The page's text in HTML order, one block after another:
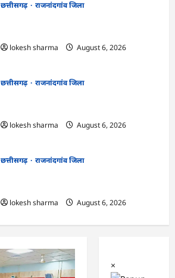
छत्तीसगढ़
राजनांदगांव जिला
lokesh sharma
August 6, 2026
छत्तीसगढ़
राजनांदगांव जिला
lokesh sharma
August 6, 2026
छत्तीसगढ़
राजनांदगांव जिला
lokesh sharma
August 6, 2026
×